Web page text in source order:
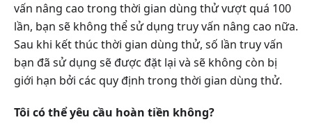
vấn nâng cao trong thời gian dùng thử vượt quá 100
lần, bạn sẽ không thể sử dụng truy vấn nâng cao nữa.
Sau khi kết thúc thời gian dùng thử, số lần truy vấn
bạn đã sử dụng sẽ được đặt lại và sẽ không còn bị
giới hạn bởi các quy định trong thời gian dùng thử.
Tôi có thể yêu cầu hoàn tiền không?